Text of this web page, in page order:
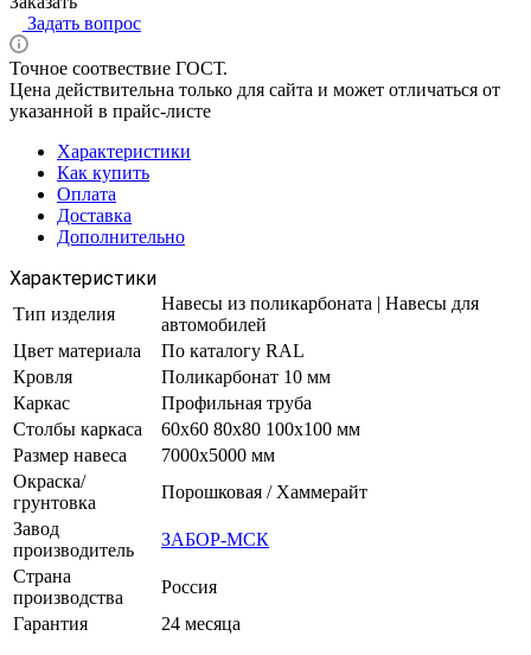
Задать вопрос
Точное соотвествие ГОСТ.
Цена действительна только для сайта и может отличаться от
указанной в прайс-листе
Характеристики
Как купить
Оплата
Доставка
Дополнительно
Характеристики
Тип изделия
Навесы из поликарбоната | Навесы для
автомобилей
Цвет материала
По каталогу RAL
Кровля
Поликарбонат 10 мм
Каркас
Профильная труба
Столбы каркаса
60х60 80х80 100х100 мм
Размер навеса
7000х5000 мм
Окраска/
грунтовка
Порошковая / Хаммерайт
Завод
производитель
ЗАБОР-МСК
Страна
производства
Россия
Гарантия
24 месяца